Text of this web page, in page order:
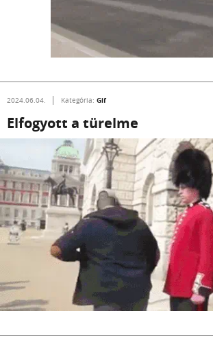
2024.06.04. Kategória: Gif
Elfogyott a türelme